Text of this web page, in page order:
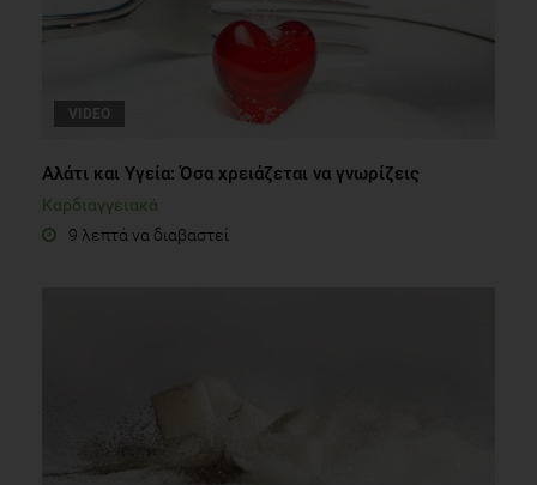
VIDEO
Αλάτι και Υγεία: Όσα χρειάζεται να γνωρίζεις
Καρδιαγγειακά
9 λεπτά να διαβαστεί